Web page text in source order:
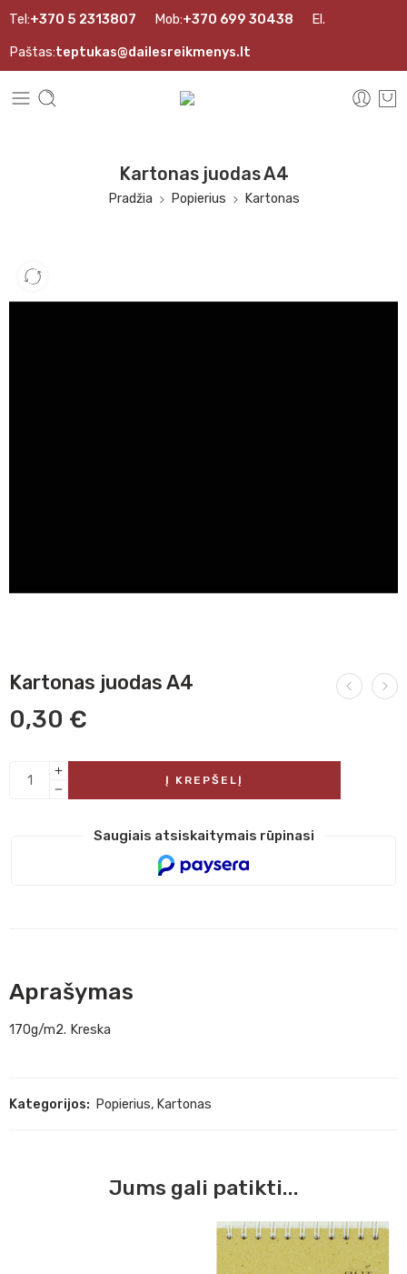
Tel:+370 5 2313807 Mob:+370 699 30438 El.
Paštas:teptukas@dailesreikmenys.lt
Kartonas juodas A4
Pradžia Popierius Kartonas
Kartonas juodas A4
0,30 €
Į KREPŠELĮ
Saugiais atsiskaitymais rūpinasi
Aprašymas
170g/m2. Kreska
Kategorijos: Popierius, Kartonas
Jums gali patikti...